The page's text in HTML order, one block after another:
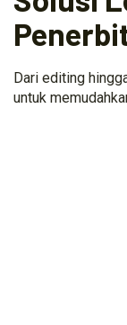
Dari editing
untuk